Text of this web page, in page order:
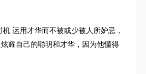
运用才华而不被或少被人所妒忌，
耀自己的聪明和才华，因为他懂得